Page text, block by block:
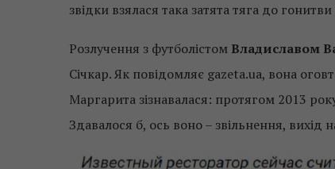
звідки взялася така затята тяга до
Розлучення з футболістом Владиславом
Січкар. Як повідомляє gazeta.ua, вона
Маргарита зізнавалася: протягом 2013
Здавалося б, ось воно – звільнення, вихід